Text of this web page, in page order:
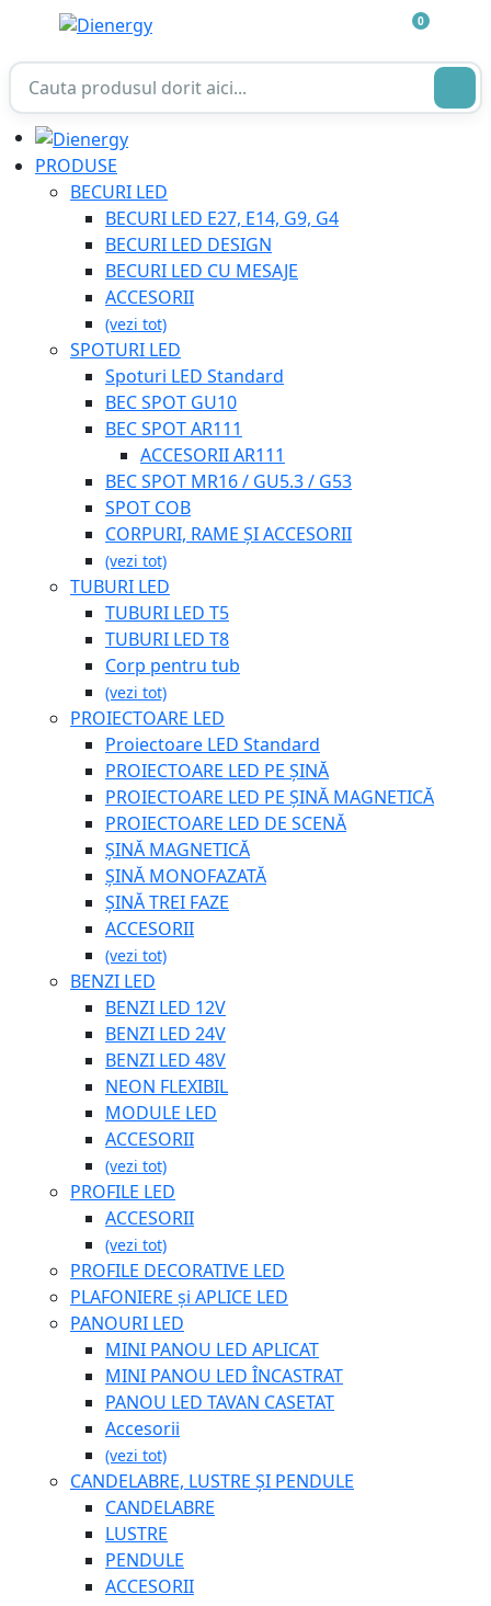
0
PRODUSE
BECURI LED
BECURI LED E27, E14, G9, G4
BECURI LED DESIGN
BECURI LED CU MESAJE
ACCESORII
(vezi tot)
SPOTURI LED
Spoturi LED Standard
BEC SPOT GU10
BEC SPOT AR111
ACCESORII AR111
BEC SPOT MR16 / GU5.3 / G53
SPOT COB
CORPURI, RAME ȘI ACCESORII
(vezi tot)
TUBURI LED
TUBURI LED T5
TUBURI LED T8
Corp pentru tub
(vezi tot)
PROIECTOARE LED
Proiectoare LED Standard
PROIECTOARE LED PE ȘINĂ
PROIECTOARE LED PE ȘINĂ MAGNETICĂ
PROIECTOARE LED DE SCENĂ
ȘINĂ MAGNETICĂ
ȘINĂ MONOFAZATĂ
ȘINĂ TREI FAZE
ACCESORII
(vezi tot)
BENZI LED
BENZI LED 12V
BENZI LED 24V
BENZI LED 48V
NEON FLEXIBIL
MODULE LED
ACCESORII
(vezi tot)
PROFILE LED
ACCESORII
(vezi tot)
PROFILE DECORATIVE LED
PLAFONIERE și APLICE LED
PANOURI LED
MINI PANOU LED APLICAT
MINI PANOU LED ÎNCASTRAT
PANOU LED TAVAN CASETAT
Accesorii
(vezi tot)
CANDELABRE, LUSTRE ȘI PENDULE
CANDELABRE
LUSTRE
PENDULE
ACCESORII